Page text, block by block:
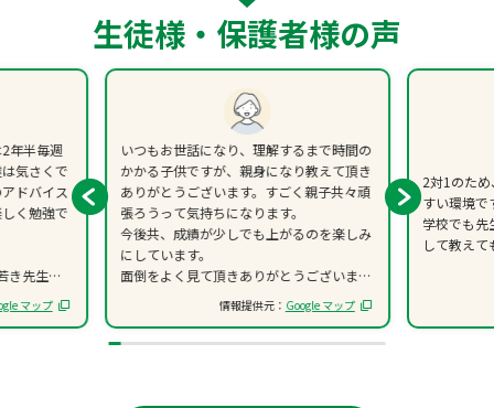
生徒様・保護者様の声
年半毎週
気さくで
ドバイス
く勉強で
き先生方
マップ
いつもお世話になり、理解するまで時間の
かかる子供ですが、親身になり教えて頂き
ありがとうございます。すごく親子共々頑
張ろうって気持ちになります。
今後共、成績が少しでも上がるのを楽しみ
にしています。
面倒をよく見て頂きありがとうございま
今後共、宜しくお願いします。
情報提供元： Google マップ
2対1のた
すい環境で
学校でも先
して教え